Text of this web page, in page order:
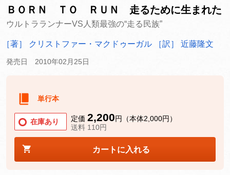
ＢＯＲＮ ＴＯ ＲＵＮ 走るために生まれた
ウルトラランナーVS人類最強の“走る民族”
［著］ クリストファー・マクドゥーガル ［訳］ 近藤隆文
発売日 2010年02月25日
単行本
在庫あり 定価 2,200円（本体2,000円）
送料 110円
カートに入れる